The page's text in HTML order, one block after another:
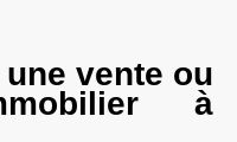
vente ou
à